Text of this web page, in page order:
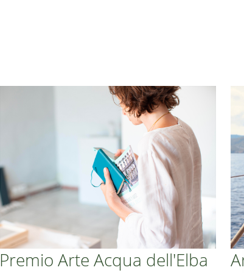
Premio Arte Acqua dell'Elba